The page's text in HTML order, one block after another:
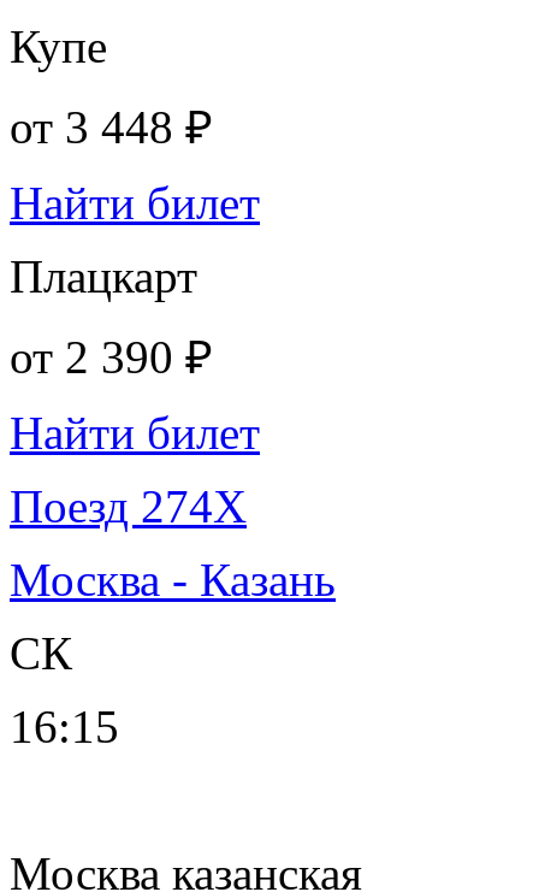
Купе
от 3 448 ₽
Найти билет
Плацкарт
от 2 390 ₽
Найти билет
Поезд 274Х
Москва - Казань
СК
16:15
Москва казанская